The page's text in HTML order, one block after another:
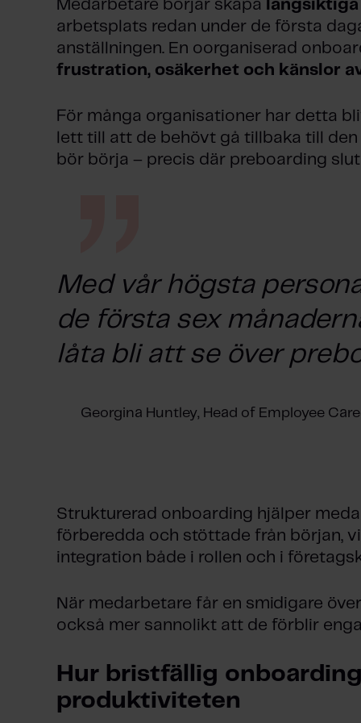
Medarbetare börjar skapa
arbetsplats redan under de första
anställningen. En oorganiserad
frustration, osäkerhet och känslor
För många organisationer har detta
lett till att de behövt gå tillbaka till
bör börja – precis där preboarding
Med vår högsta
de första sex
låta bli att se över
Georgina Huntley, Head of Employee
Strukturerad onboarding hjälper
förberedda och stöttade från början,
integration både i rollen och i
När medarbetare får en smidigare
också mer sannolikt att de förblir
Hur bristfällig
produktiviteten